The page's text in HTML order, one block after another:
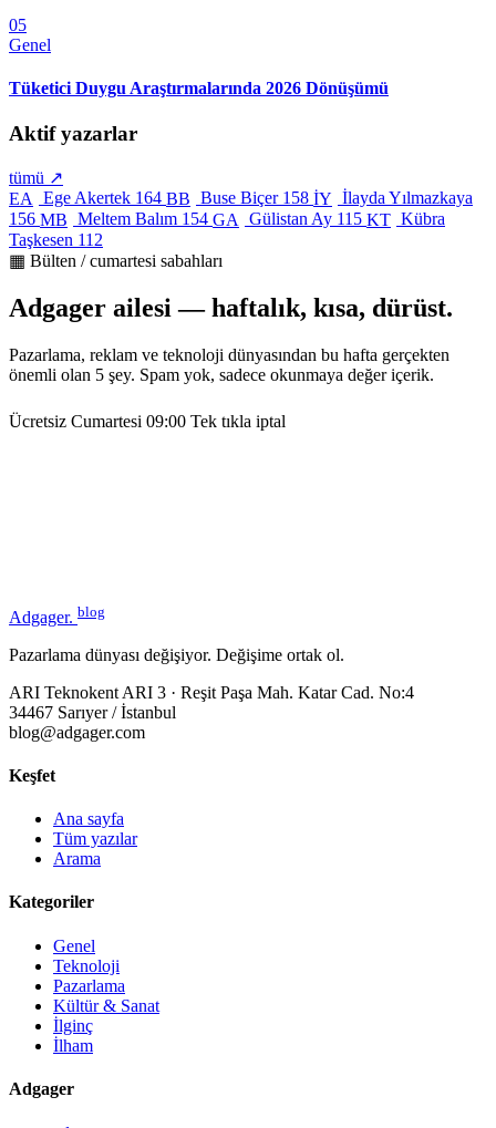
05
Genel
Tüketici Duygu Araştırmalarında 2026 Dönüşümü
Aktif yazarlar
tümü ↗
EA
Ege Akertek 164 BB Buse Biçer 158 İY İlayda Yılmazkaya
156 MB Meltem Balım 154 GA Gülistan Ay 115 KT Kübra
Taşkesen 112
▦ Bülten / cumartesi sabahları
Adgager ailesi — haftalık, kısa, dürüst.
Pazarlama, reklam ve teknoloji dünyasından bu hafta gerçekten
önemli olan 5 şey. Spam yok, sadece okunmaya değer içerik.
Ücretsiz Cumartesi 09:00 Tek tıkla iptal
Adgager. blog
Pazarlama dünyası değişiyor. Değişime ortak ol.
ARI Teknokent ARI 3 · Reşit Paşa Mah. Katar Cad. No:4
34467 Sarıyer / İstanbul
blog@adgager.com
Keşfet
Ana sayfa
Tüm yazılar
Arama
Kategoriler
Genel
Teknoloji
Pazarlama
Kültür & Sanat
İlginç
İlham
Adgager